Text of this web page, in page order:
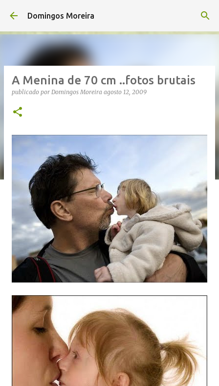
Avançar para o conteúdo principal
Domingos Moreira
A Menina de 70 cm ..fotos brutais
publicado por Domingos Moreira agosto 12, 2009